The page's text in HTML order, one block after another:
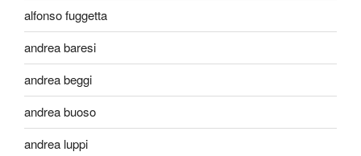
alfonso fuggetta
andrea baresi
andrea beggi
andrea buoso
andrea luppi